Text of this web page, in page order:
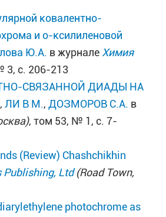
ковалентно-
и о-ксилиленовой
Ю.А. в журнале Химия
3, с. 206-213
СВЯЗАННОЙ ДИАДЫ НА
,ЛИ В М.,ДОЗМОРОВ С.А. в
, том 53, № 1, с. 7-
(Review) Chashchikhin
Publishing, Ltd(Road Town,
photochrome as